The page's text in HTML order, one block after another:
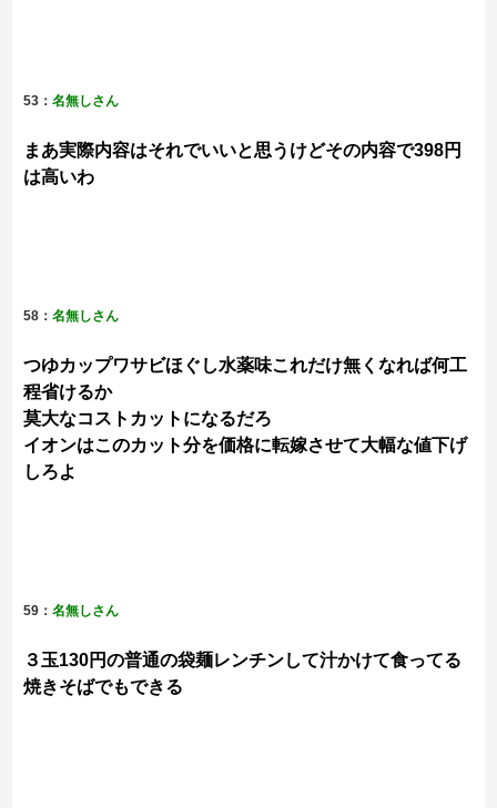
53：名無しさん
まあ実際内容はそれでいいと思うけどその内容で398円
は高いわ
58：名無しさん
つゆカップワサビほぐし水薬味これだけ無くなれば何工
程省けるか
莫大なコストカットになるだろ
イオンはこのカット分を価格に転嫁させて大幅な値下げ
しろよ
59：名無しさん
３玉130円の普通の袋麺レンチンして汁かけて食ってる
焼きそばでもできる